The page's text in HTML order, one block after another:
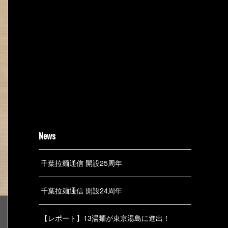
News
千葉拉麺通信 開設25周年
千葉拉麺通信 開設24周年
【レポート】13湯麺が東京湯島に進出！